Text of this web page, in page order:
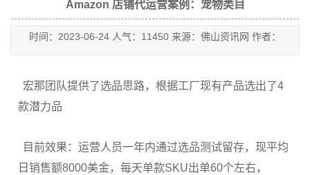
Amazon 店铺代运营案例：宠物类目
时间：2023-06-24 人气：11450 来源：佛山资讯网 作者：
宏那团队提供了选品思路，根据工厂现有产品选出了4
款潜力品
目前效果：运营人员一年内通过选品测试留存，现平均
日销售额8000美金，每天单款SKU出单60个左右，